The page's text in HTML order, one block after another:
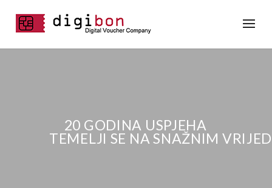
20 GODINA USPJEHA
TEMELJI SE NA SNAŽNIM